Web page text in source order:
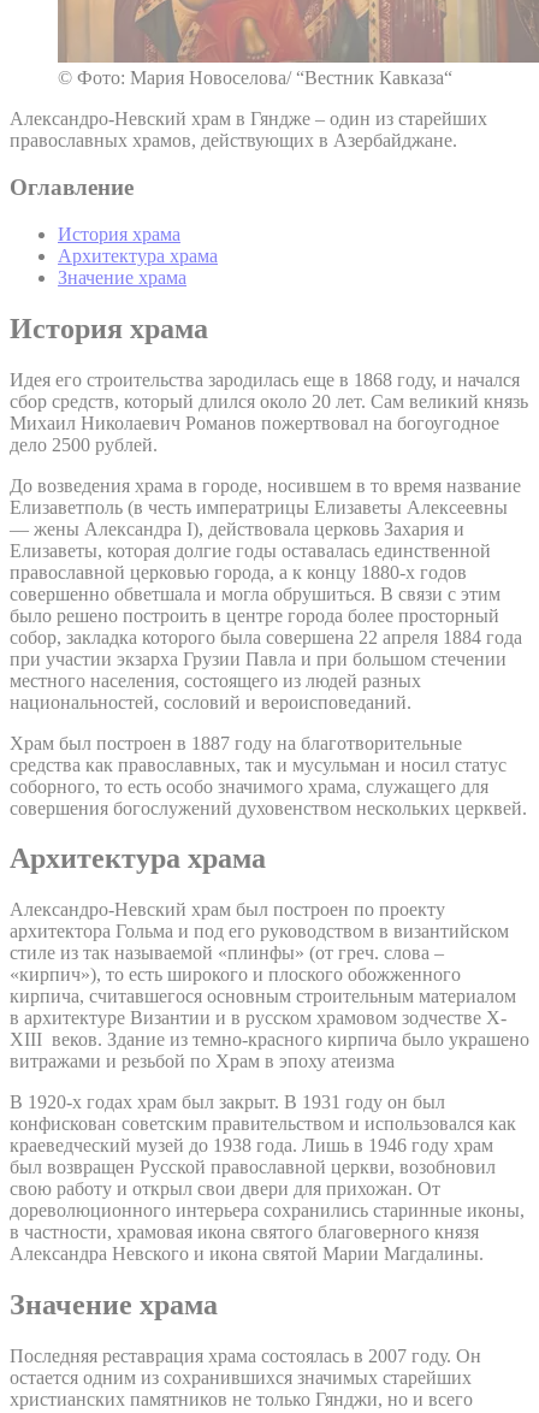
© Фото: Мария Новоселова/ “Вестник Кавказа“
Александро-Невский храм в Гяндже – один из старейших
православных храмов, действующих в Азербайджане.
Оглавление
История храма
Архитектура храма
Значение храма
История храма
Идея его строительства зародилась еще в 1868 году, и начался
сбор средств, который длился около 20 лет. Сам великий князь
Михаил Николаевич Романов пожертвовал на богоугодное
дело 2500 рублей.
До возведения храма в городе, носившем в то время название
Елизаветполь (в честь императрицы Елизаветы Алексеевны
— жены Александра I), действовала церковь Захария и
Елизаветы, которая долгие годы оставалась единственной
православной церковью города, а к концу 1880-х годов
совершенно обветшала и могла обрушиться. В связи с этим
было решено построить в центре города более просторный
собор, закладка которого была совершена 22 апреля 1884 года
при участии экзарха Грузии Павла и при большом стечении
местного населения, состоящего из людей разных
национальностей, сословий и вероисповеданий.
Храм был построен в 1887 году на благотворительные
средства как православных, так и мусульман и носил статус
соборного, то есть особо значимого храма, служащего для
совершения богослужений духовенством нескольких церквей.
Архитектура храма
Александро-Невский храм был построен по проекту
архитектора Гольма и под его руководством в византийском
стиле из так называемой «плинфы» (от греч. слова –
«кирпич»), то есть широкого и плоского обожженного
кирпича, считавшегося основным строительным материалом
в архитектуре Византии и в русском храмовом зодчестве X-
XIII веков. Здание из темно-красного кирпича было украшено
витражами и резьбой по Храм в эпоху атеизма
В 1920-х годах храм был закрыт. В 1931 году он был
конфискован советским правительством и использовался как
краеведческий музей до 1938 года. Лишь в 1946 году храм
был возвращен Русской православной церкви, возобновил
свою работу и открыл свои двери для прихожан. От
дореволюционного интерьера сохранились старинные иконы,
в частности, храмовая икона святого благоверного князя
Александра Невского и икона святой Марии Магдалины.
Значение храма
Последняя реставрация храма состоялась в 2007 году. Он
остается одним из сохранившихся значимых старейших
христианских памятников не только Гянджи, но и всего